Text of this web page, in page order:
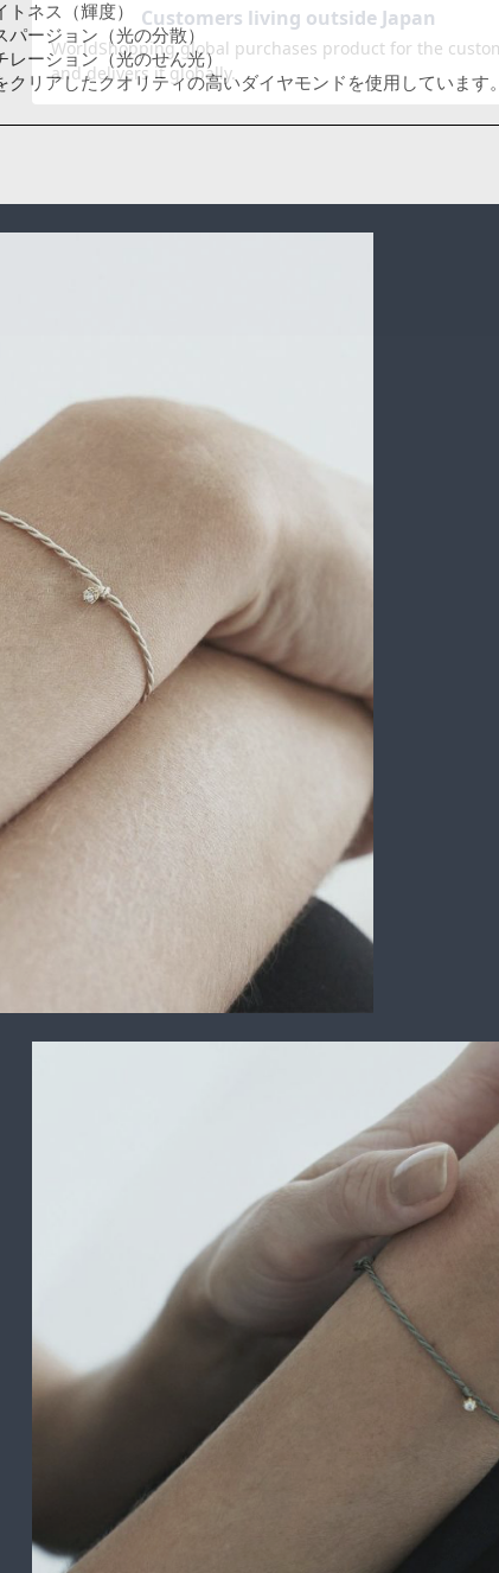
トネス（輝度）
パージョン（光の分散）
レーション（光のせん光）
クリアしたクオリティの高いダイヤモンドを使用しています。